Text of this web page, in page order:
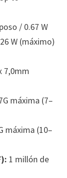
/ 0.67 W
W (máximo)
7,0mm
máxima (7–
máxima (10–
1 millón de